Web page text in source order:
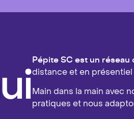
Pépite SC est un
distance et en
Main dans la main avec
pratiques et nous